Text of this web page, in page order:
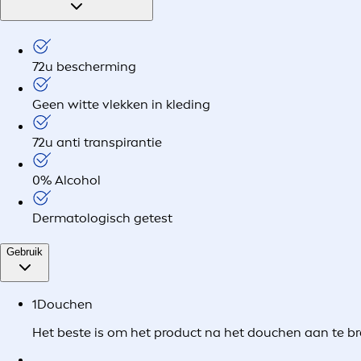
72u bescherming
Geen witte vlekken in kleding
72u anti transpirantie
0% Alcohol
Dermatologisch getest
Gebruik
1Douchen
Het beste is om het product na het douchen aan te